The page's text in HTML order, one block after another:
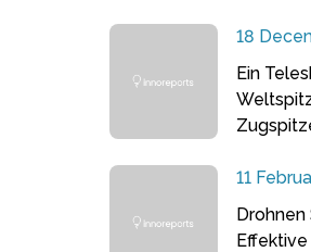
18
Ein
11
Drohnen
Effektive